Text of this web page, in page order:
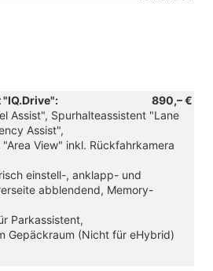
890,– €
Assist", Spurhalteassistent "Lane
Assist",
View" inkl. Rückfahrkamera
einstell-, anklapp- und
abblendend, Memory-
Parkassistent,
Gepäckraum (Nicht für eHybrid)